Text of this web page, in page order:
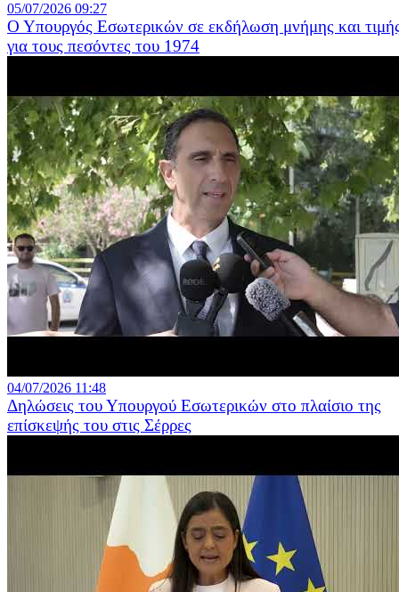
05/07/2026 09:27
Ο Υπουργός Εσωτερικών σε εκδήλωση μνήμης και
για τους πεσόντες του 1974
04/07/2026 11:48
Δηλώσεις του Υπουργού Εσωτερικών στο πλαίσιο της
επίσκεψής του στις Σέρρες